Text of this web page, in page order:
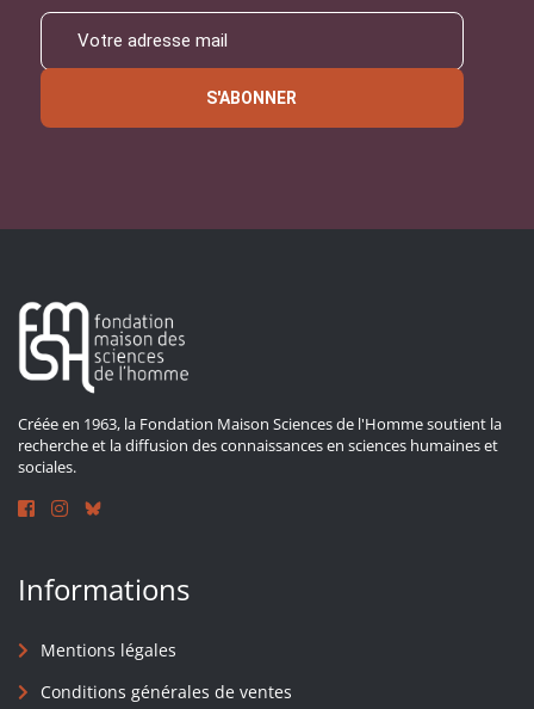
S'ABONNER
Créée en 1963, la Fondation Maison Sciences de l'Homme soutient la
recherche et la diffusion des connaissances en sciences humaines et
sociales.
Informations
Mentions légales
Conditions générales de ventes